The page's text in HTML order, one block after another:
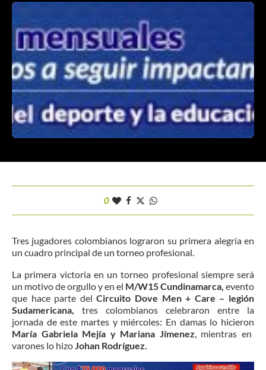
0
Tres jugadores colombianos lograron su primera alegría en
un cuadro principal de un torneo profesional.
La primera victoria en un torneo profesional siempre será
un motivo de orgullo y en el M/W15 Cundinamarca, evento
que hace parte delCircuito Dove Men + Care – legión
Sudamericana, tres colombianos celebraron entre la
jornada de este martes y miércoles: En damas lo hicieron
María Gabriela Mejía y Mariana Jímenez, mientras en
varones lo hizoJohan Rodríguez.